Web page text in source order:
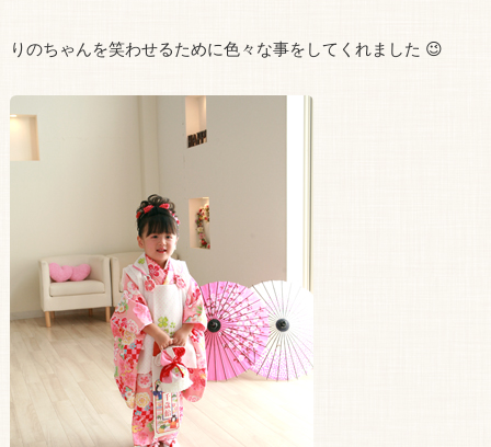
りのちゃんを笑わせるために色々な事をしてくれました 😉